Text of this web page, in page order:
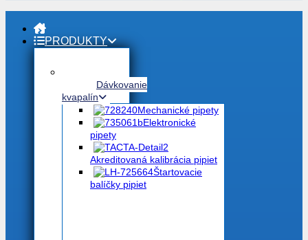
PRODUKTY
Dávkovanie
kvapalín
Mechanické pipety
Elektronické
pipety
Akreditovaná kalibrácia pipiet
Štartovacie
balíčky pipiet